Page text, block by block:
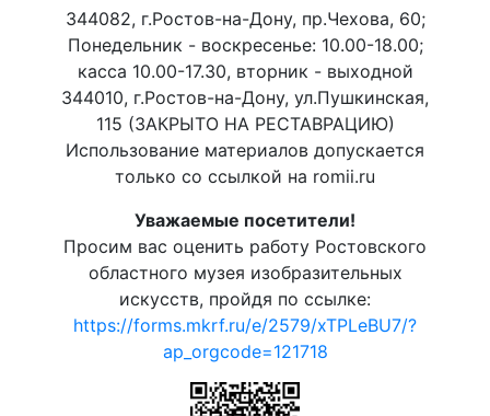
344082, г.Ростов-на-Дону, пр.Чехова, 60;
Понедельник - воскресенье: 10.00-18.00;
касса 10.00-17.30, вторник - выходной
344010, г.Ростов-на-Дону, ул.Пушкинская,
115 (ЗАКРЫТО НА РЕСТАВРАЦИЮ)
Использование материалов допускается
только со ссылкой на romii.ru
Уважаемые посетители!
Просим вас оценить работу Ростовского
областного музея изобразительных
искусств, пройдя по ссылке:
https://forms.mkrf.ru/e/2579/xTPLeBU7/?
ap_orgcode=121718